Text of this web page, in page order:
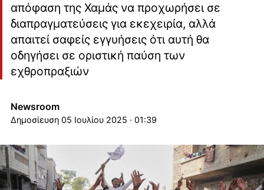
απόφαση της Χαμάς να προχωρήσει σε
διαπραγματεύσεις για εκεχειρία, αλλά
απαιτεί σαφείς εγγυήσεις ότι αυτή θα
οδηγήσει σε οριστική παύση των
εχθροπραξιών
Newsroom
05 Ιουλίου 2025 · 01:39